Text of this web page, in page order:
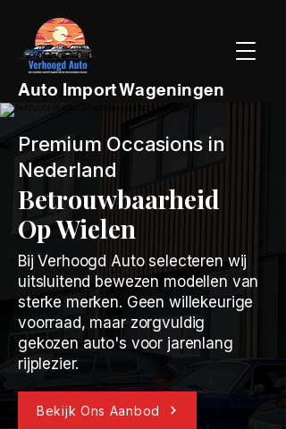
Auto Import Wageningen
Premium Occasions in
Nederland
Betrouwbaarheid
Op Wielen
Bij Verhoogd Auto selecteren wij
uitsluitend bewezen modellen van
sterke merken. Geen willekeurige
voorraad, maar zorgvuldig
gekozen auto's voor jarenlang
rijplezier.
Bekijk Ons Aanbod